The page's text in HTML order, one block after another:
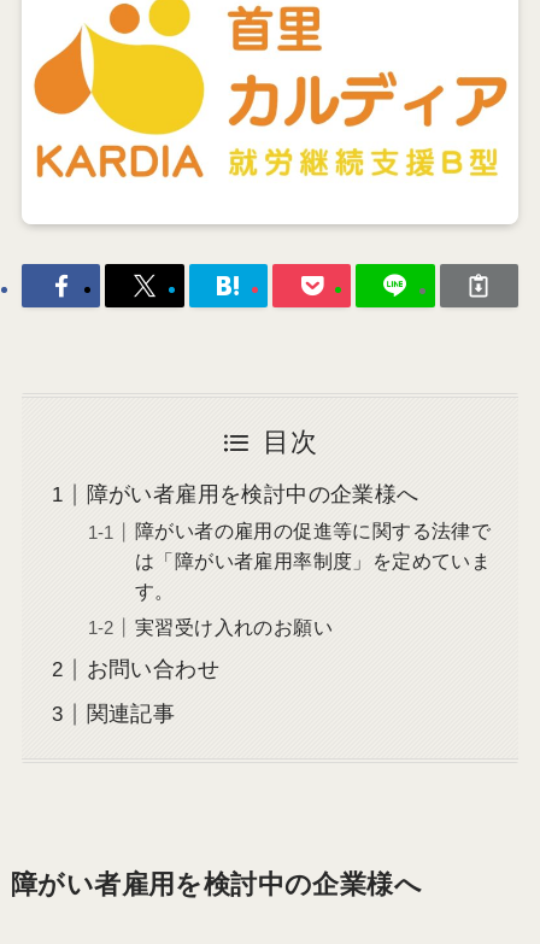
目次
障がい者雇用を検討中の企業様へ
障がい者の雇用の促進等に関する法律で
は「障がい者雇用率制度」を定めていま
す。
実習受け入れのお願い
お問い合わせ
関連記事
障がい者雇用を検討中の企業様へ